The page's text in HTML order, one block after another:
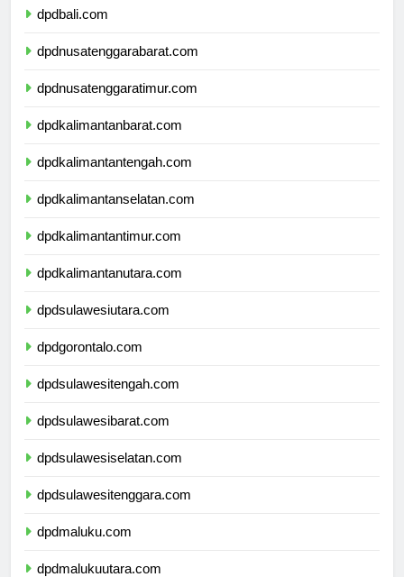
dpdbali.com
dpdnusatenggarabarat.com
dpdnusatenggaratimur.com
dpdkalimantanbarat.com
dpdkalimantantengah.com
dpdkalimantanselatan.com
dpdkalimantantimur.com
dpdkalimantanutara.com
dpdsulawesiutara.com
dpdgorontalo.com
dpdsulawesitengah.com
dpdsulawesibarat.com
dpdsulawesiselatan.com
dpdsulawesitenggara.com
dpdmaluku.com
dpdmalukuutara.com